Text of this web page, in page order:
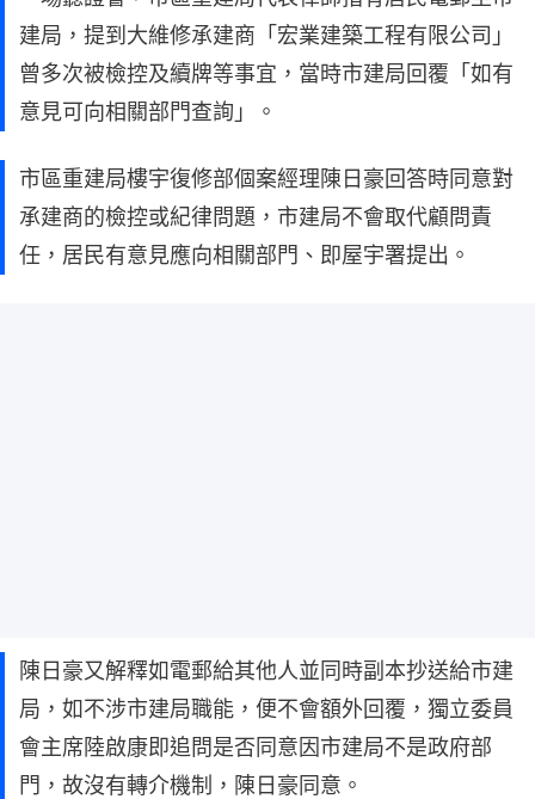
建局，提到大維修承建商「宏業建築工程有限公司」
曾多次被檢控及續牌等事宜，當時市建局回覆「如有
意見可向相關部門查詢」。
市區重建局樓宇復修部個案經理陳日豪回答時同意對
承建商的檢控或紀律問題，市建局不會取代顧問責
任，居民有意見應向相關部門、即屋宇署提出。
陳日豪又解釋如電郵給其他人並同時副本抄送給市建
局，如不涉市建局職能，便不會額外回覆，獨立委員
會主席陸啟康即追問是否同意因市建局不是政府部
門，故沒有轉介機制，陳日豪同意。